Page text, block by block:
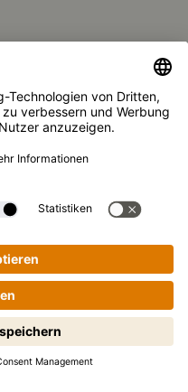
der Kikkoman
GmbH 2023 – 2026
Germany
HRB 35856